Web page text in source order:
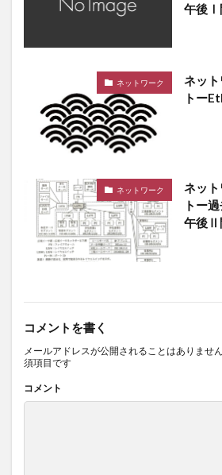
午後Ⅰ
ネットワーク
ネッ
トー
ネットワーク
ネッ
トー
午後Ⅱ
コメントを書く
メールアドレスが公開されることはありません
須項目です
コメント